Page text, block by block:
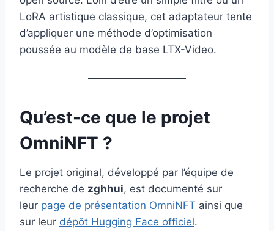
LoRA artistique classique, cet adaptateur tente
d’appliquer une méthode d’optimisation
poussée au modèle de base LTX-Video.
Qu’est-ce que le projet
OmniNFT ?
Le projet original, développé par l’équipe de
recherche de zghhui, est documenté sur
leur page de présentation OmniNFT ainsi que
sur leur dépôt Hugging Face officiel.